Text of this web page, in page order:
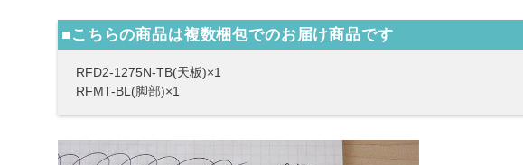
■こちらの商品は複数梱包でのお届け商品です
RFD2-1275N-TB(天板)×1
RFMT-BL(脚部)×1